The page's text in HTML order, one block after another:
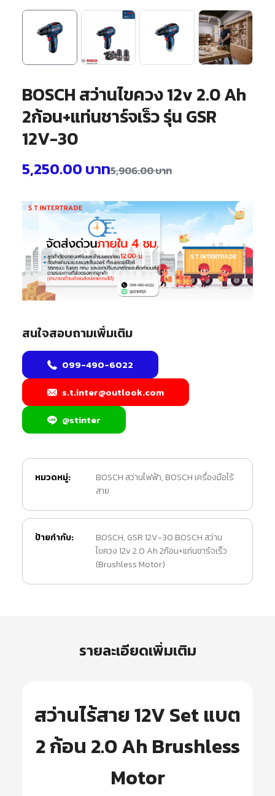
BOSCH สว่านไขควง 12v 2.0 Ah
2ก้อน+แท่นชาร์จเร็ว รุ่น GSR
12V-30
5,906.00บาท
5,250.00 บาท
สนใจสอบถามเพิ่มเติม
099-490-6022
s.t.inter@outlook.com
@stinter
หมวดหมู่: BOSCH สว่านไฟฟ้า, BOSCH เครื่องมือไร้
สาย
ป้ายกำกับ: BOSCH, GSR 12V-30 BOSCH สว่าน
ไขควง 12v 2.0 Ah 2ก้อน+แท่นชาร์จเร็ว
(Brushless Motor)
รายละเอียดเพิ่มเติม
สว่านไร้สาย 12V Set แบต
2 ก้อน 2.0 Ah Brushless
Motor